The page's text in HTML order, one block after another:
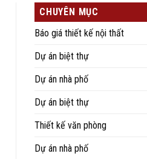
CHUYÊN MỤC
Báo giá thiết kế nội thất
Dự án biệt thự
Dự án nhà phố
Dự án biệt thự
Thiết kế văn phòng
Dự án nhà phố